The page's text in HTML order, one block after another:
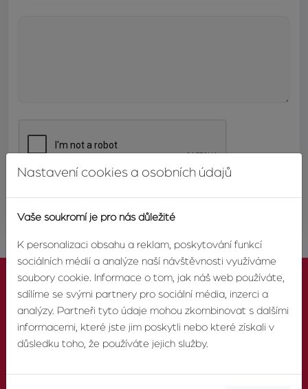
KONTAKTUJTE NÁS
Nastavení cookies a osobních údajů
Vaše soukromí je pro nás důležité
K personalizaci obsahu a reklam, poskytování funkcí
sociálních médií a analýze naší návštěvnosti využíváme
soubory cookie. Informace o tom, jak náš web používáte,
sdílíme se svými partnery pro sociální média, inzerci a
analýzy. Partneři tyto údaje mohou zkombinovat s dalšími
informacemi, které jste jim poskytli nebo které získali v
důsledku toho, že používáte jejich služby.